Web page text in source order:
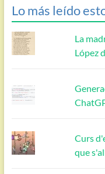
Lo más leído
La
López
Curs
que